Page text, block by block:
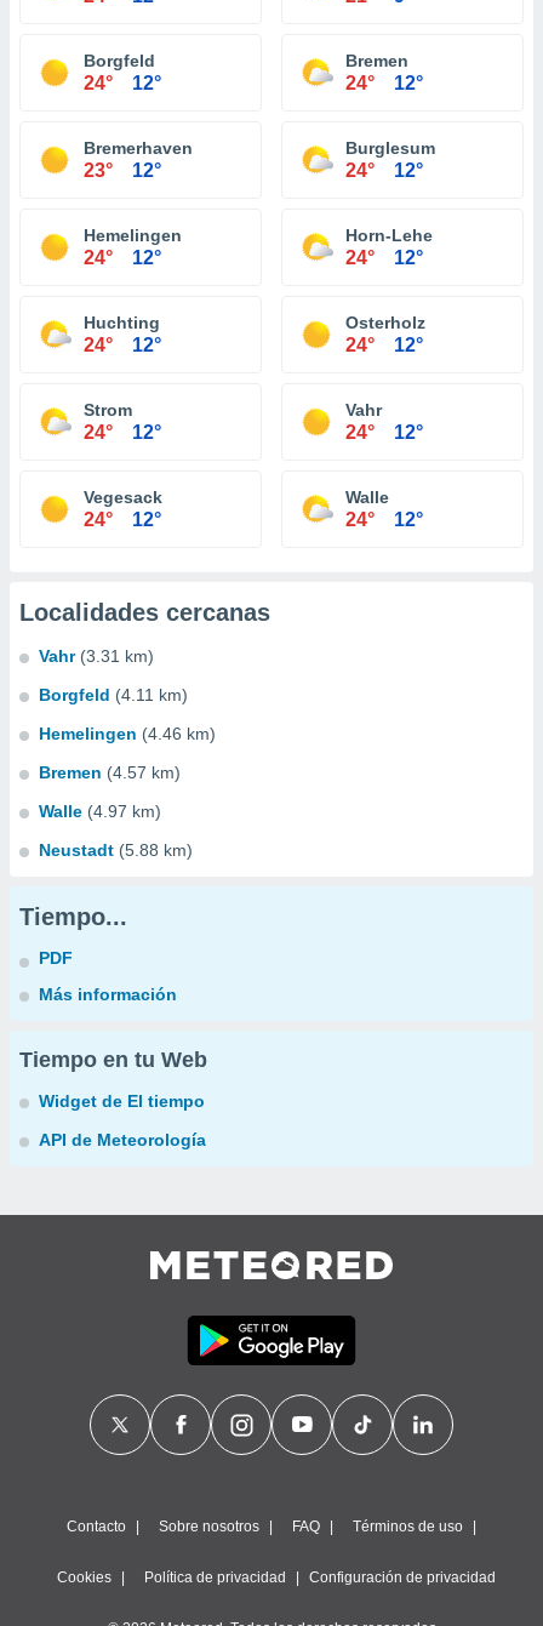
Borgfeld
24° 12°
Bremen
24° 12°
Bremerhaven
23° 12°
Burglesum
24° 12°
Hemelingen
24° 12°
Horn-Lehe
24° 12°
Huchting
24° 12°
Osterholz
24° 12°
Strom
24° 12°
Vahr
24° 12°
Vegesack
24° 12°
Walle
24° 12°
Localidades cercanas
Vahr (3.31 km)
Borgfeld (4.11 km)
Hemelingen (4.46 km)
Bremen (4.57 km)
Walle (4.97 km)
Neustadt (5.88 km)
Tiempo...
PDF
Más información
Tiempo en tu Web
Widget de El tiempo
API de Meteorología
Contacto Sobre nosotros FAQ Términos de uso
Cookies Política de privacidad Configuración de privacidad